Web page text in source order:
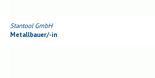
Stantool GmbH
Metallbauer/-in